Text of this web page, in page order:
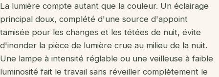
La lumière compte autant que la couleur. Un éclairage
principal doux, complété d'une source d'appoint
tamisée pour les changes et les tétées de nuit, évite
d'inonder la pièce de lumière crue au milieu de la nuit.
Une lampe à intensité réglable ou une veilleuse à faible
luminosité fait le travail sans réveiller complètement le